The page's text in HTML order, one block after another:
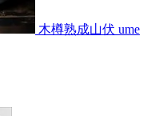
木樽熟成山伏 ume